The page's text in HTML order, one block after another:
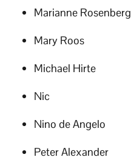
Marianne Rosenberg
Mary Roos
Michael Hirte
Nic
Nino de Angelo
Peter Alexander